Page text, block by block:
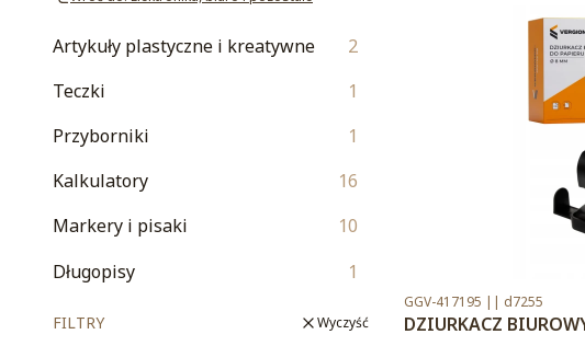
Artykuły plastyczne i kreatywne
2
Teczki
1
Przyborniki
1
Kalkulatory
16
Markery i pisaki
10
Długopisy
1
FILTRY Wyczyść
Kod produktu
GGV-417195 || d7255
DZIURKACZ